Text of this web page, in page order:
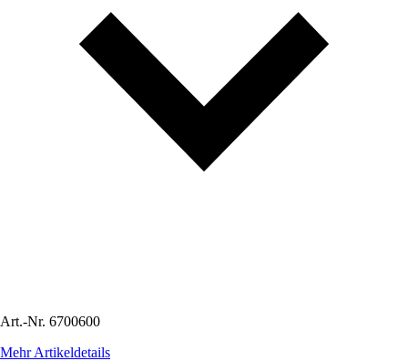
Art.-Nr. 6700600
Mehr Artikeldetails